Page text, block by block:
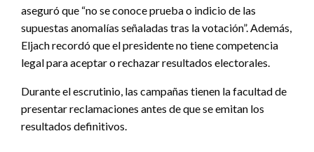
aseguró que “no se conoce prueba o indicio de las
supuestas anomalías señaladas tras la votación”. Además,
Eljach recordó que el presidente no tiene competencia
legal para aceptar o rechazar resultados electorales.
Durante el escrutinio, las campañas tienen la facultad de
presentar reclamaciones antes de que se emitan los
resultados definitivos.